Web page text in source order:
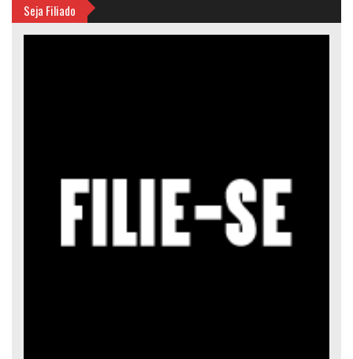
Seja Filiado